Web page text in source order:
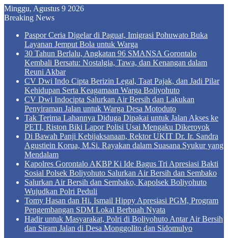
Minggu, Agustus 9 2026
Breaking News
Paspor Ceria Digelar di Paguat, Imigrasi Pohuwato Buka
Layanan Jemput Bola untuk Warga
30 Tahun Berlalu, Angkatan 96 SMANSA Gorontalo
Kembali Bersatu: Nostalgia, Tawa, dan Kenangan dalam
Reuni Akbar
CV Dwi Indo Cipta Berizin Legal, Taat Pajak, dan Jadi Pilar
Kehidupan Serta Keagamaan Warga Boliyohuto
CV Dwi Indocipta Salurkan Air Bersih dan Lakukan
Penyiraman Jalan untuk Warga Desa Motoduto
Tak Terima Lahannya Diduga Dipakai untuk Jalan Akses ke
PETI, Riston Biki Lapor Polisi Usai Mengaku Dikeroyok
Di Bawah Panji Kebijaksanaan, Rektor UKIT Dr. Ir. Sandra
Agustiein Korua, M.Si. Rayakan dalam Suasana Syukur yang
Mendalam
Kapolres Gorontalo AKBP Ki Ide Bagus Tri Apresiasi Bakti
Sosial Polsek Boliyohuto Salurkan Air Bersih dan Sembako
Salurkan Air Bersih dan Sembako, Kapolsek Boliyohuto
Wujudkan Polri Peduli
Tomy Hasan dan Hi. Ismail Hippy Apresiasi PGM, Program
Pengembangan SDM Lokal Berbuah Nyata
Hadir untuk Masyarakat, Polri di Boliyohuto Antar Air Bersih
dan Siram Jalan di Desa Monggolito dan Sidomulyo